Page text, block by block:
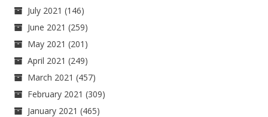
July 2021 (146)
June 2021 (259)
May 2021 (201)
April 2021 (249)
March 2021 (457)
February 2021 (309)
January 2021 (465)